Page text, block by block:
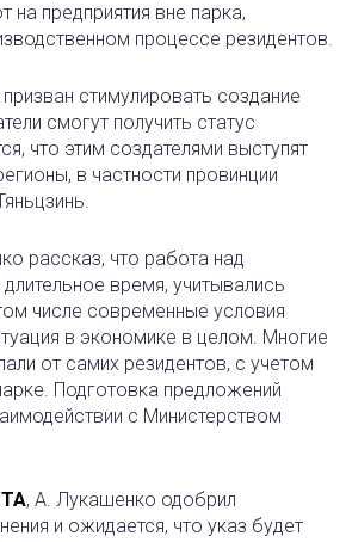
на предприятия вне парка,
процессе резидентов.
стимулировать создание
смогут получить статус
что этим создателями выступят
в частности провинции
рассказ, что работа над
время, учитывались
числе современные условия
в экономике в целом. Многие
от самих резидентов, с учетом
Подготовка предложений
с Министерством
, А. Лукашенко одобрил
и ожидается, что указ будет